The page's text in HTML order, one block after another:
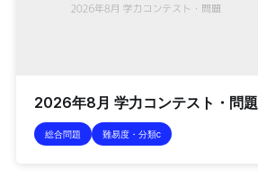
2026年8月 学力コンテスト・問題
総合問題 難易度・分類c